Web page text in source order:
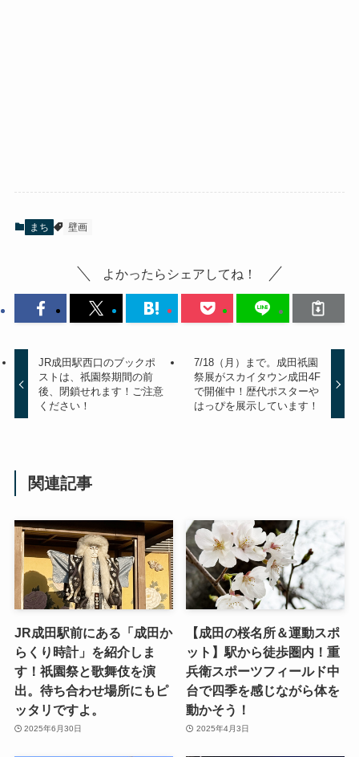
まち 壁画
よかったらシェアしてね！
JR成田駅西口のブックポ
ストは、祇園祭期間の前
後、閉鎖せれます！ご注意
ください！
7/18（月）まで。成田祇園
祭展がスカイタウン成田4F
で開催中！歴代ポスターや
はっぴを展示しています！
関連記事
JR成田駅前にある「成田か
らくり時計」を紹介しま
す！祇園祭と歌舞伎を演
出。待ち合わせ場所にもピ
ッタリですよ。
2025年6月30日
【成田の桜名所＆運動スポ
ット】駅から徒歩圏内！重
兵衛スポーツフィールド中
台で四季を感じながら体を
動かそう！
2025年4月3日